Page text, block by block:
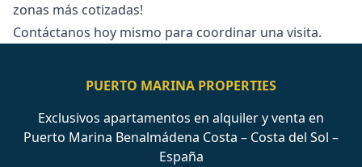
zonas más ‌cotizadas!
Contáctanos ‌hoy ‌mismo ‌para ‌coordinar ‌una ‌visita.
PUERTO MARINA PROPERTIES
Exclusivos apartamentos en alquiler y venta en
Puerto Marina Benalmádena Costa – Costa del Sol –
España